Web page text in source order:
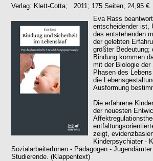
Verlag: Klett-Cotta; 2011; 175 Seiten; 24,95 €
Eva Rass
entscheidender ist,
des entstehenden
der gelebten
größter Bedeutung;
Bindung kommen
mit der Biologie
Phasen des
die
Ausformung
Die erfahrene
der neuesten
zeigt,
Kinderpsychiater -
SozialarbeiterInnen - Pädagogen -
Studierende. (Klappentext)